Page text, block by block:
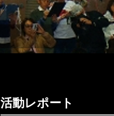
活動レポート